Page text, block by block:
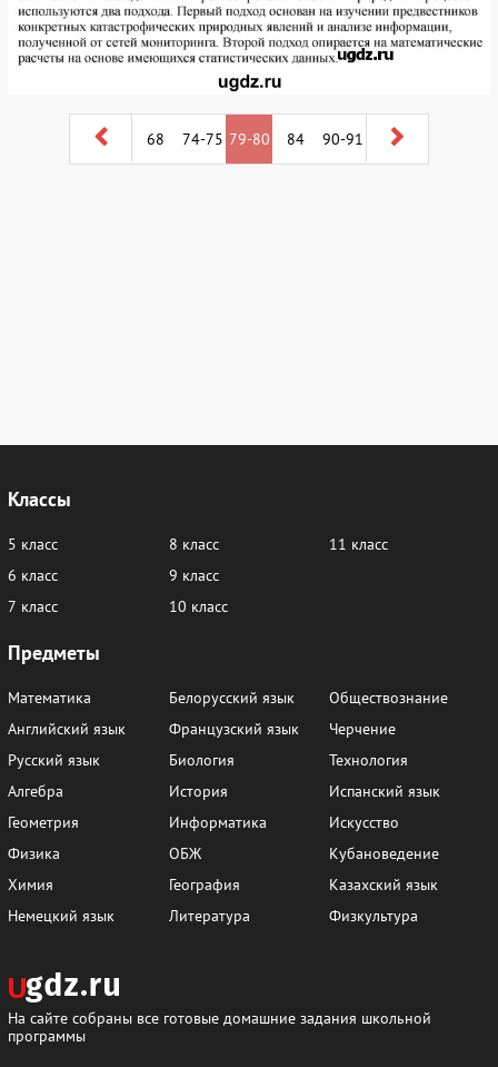
68 74-75 79-80 84 90-91
Классы
5 класс
6 класс
7 класс
8 класс
9 класс
10 класс
11 класс
Предметы
Математика
Английский язык
Русский язык
Алгебра
Геометрия
Физика
Химия
Немецкий язык
Белорусский язык
Французский язык
Биология
История
Информатика
ОБЖ
География
Литература
Обществознание
Черчение
Технология
Испанский язык
Искусство
Кубановедение
Казахский язык
Физкультура
На сайте собраны все готовые домашние задания школьной
программы